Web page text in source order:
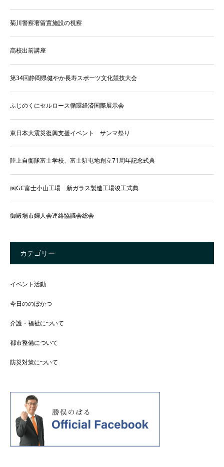
菊川警察署留置施設の視察
高校出前講座
第34回静岡県健やか長寿スポーツ文化競技大会
ふじのくにセルロース循環経済国際展示会
東日本大震災復興支援イベント サンマ祭り
陸上自衛隊富士学校、富士駐屯地創立71周年記念式典
㈱GC富士小山工場 新ガラス製造工場竣工式典
御殿場市婦人会連絡協議会総会
カテゴリー
イベント活動
今日ののぼかつ
介護・福祉について
都市整備について
防災対策について